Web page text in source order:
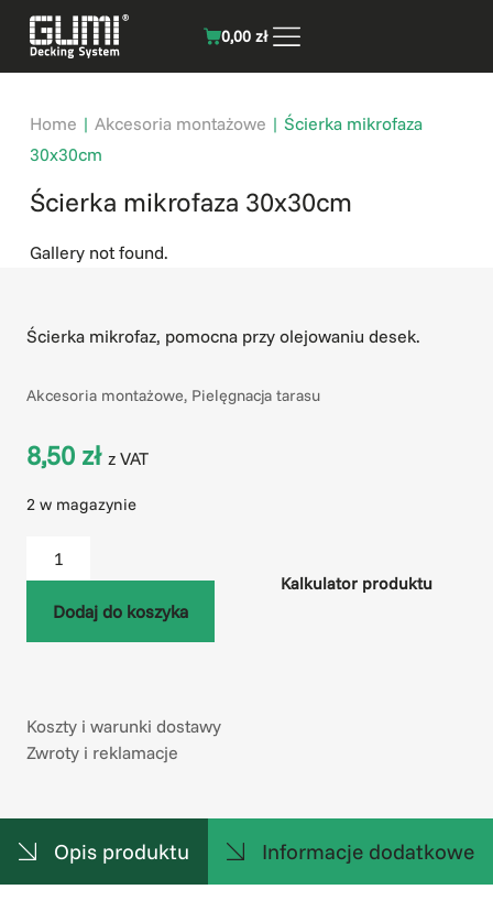
0,00 zł
Home | Akcesoria montażowe | Ścierka mikrofaza
30x30cm
Ścierka mikrofaza 30x30cm
Gallery not found.
Kategorie
Akcesoria montażowe, Pielęgnacja tarasu
Ścierka mikrofaz, pomocna przy olejowaniu desek.
8,50 zł z VAT
2 w magazynie
Dodaj do koszyka
Kalkulator produktu
Koszty i warunki dostawy
Zwroty i reklamacje
Opis produktu Informacje dodatkowe